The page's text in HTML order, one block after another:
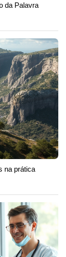
da Palavra
na prática